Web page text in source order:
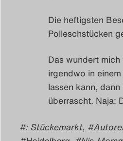
Die heftigsten
Polleschstücken
Das wundert
irgendwo in
lassen kann,
überrascht. Naja:
: Stückemarkt,